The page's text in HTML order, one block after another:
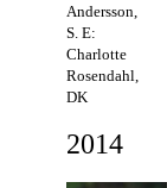
Andersson,
S. E:
Charlotte
Rosendahl,
DK
2014